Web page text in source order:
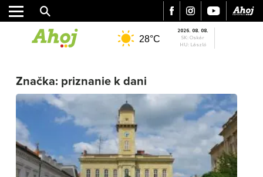
ŠPORT
KULTÚRA
FOTKY
VIDEO
MIX
28°C
2026. 08. 08.
SK: Oskár
HU: László
Značka: priznanie k dani